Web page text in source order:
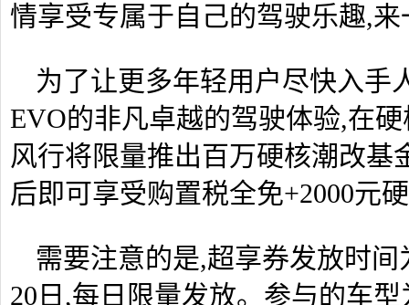
情享受专属于自己的驾驶乐趣,
为了让更多年轻用户尽快入手
EVO的非凡卓越的驾驶体验,在
风行将限量推出百万硬核潮改基
后即可享受购置税全免+2000元
需要注意的是,超享券发放时间
20日,每日限量发放。参与的车